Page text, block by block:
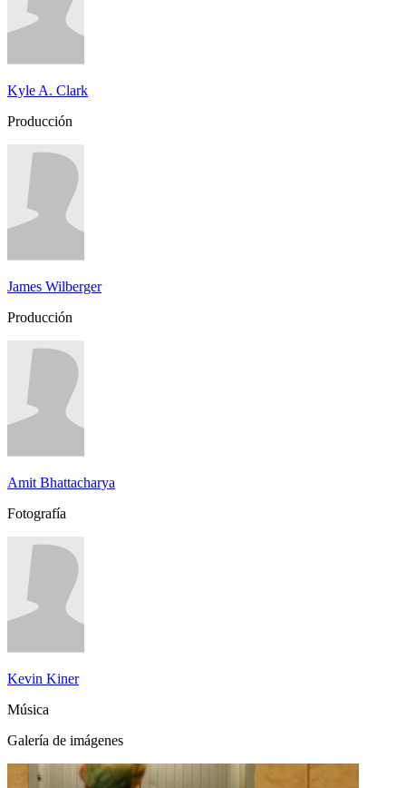
Kyle A. Clark
Producción
James Wilberger
Producción
Amit Bhattacharya
Fotografía
Kevin Kiner
Música
Galería de imágenes